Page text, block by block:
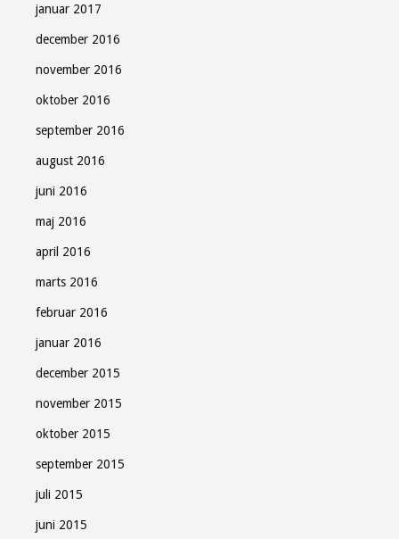
januar 2017
december 2016
november 2016
oktober 2016
september 2016
august 2016
juni 2016
maj 2016
april 2016
marts 2016
februar 2016
januar 2016
december 2015
november 2015
oktober 2015
september 2015
juli 2015
juni 2015